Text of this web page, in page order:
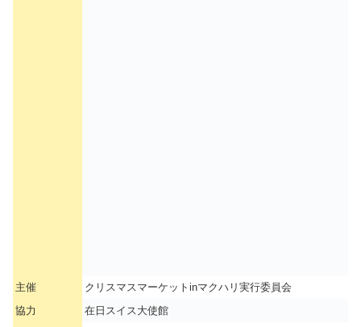
主催
クリスマスマーケットinマクハリ実行委員会
協力
在日スイス大使館